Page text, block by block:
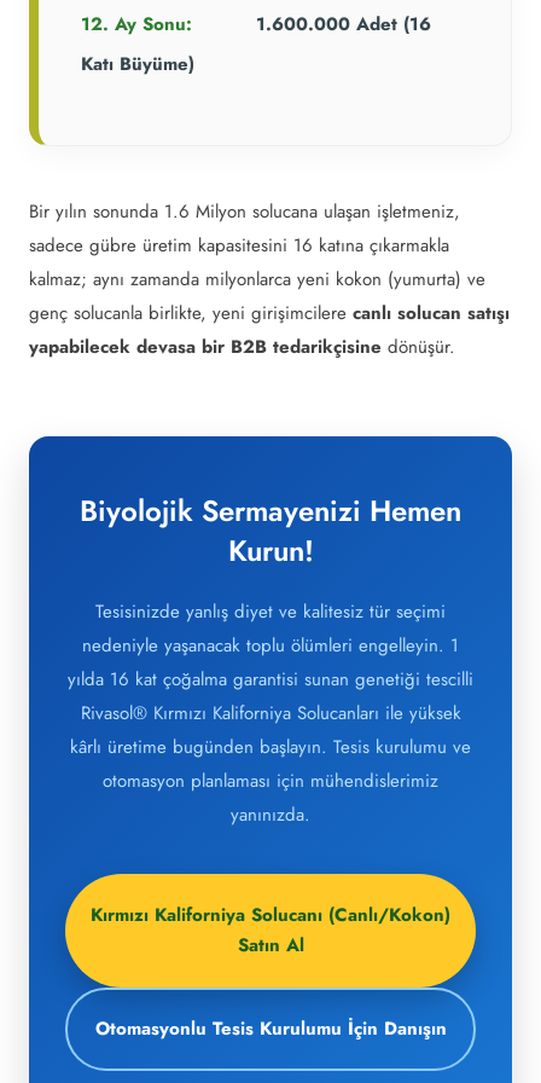
12. Ay Sonu:
1.600.000 Adet (16
Katı Büyüme)
Bir yılın sonunda 1.6 Milyon solucana ulaşan işletmeniz,
sadece gübre üretim kapasitesini 16 katına çıkarmakla
kalmaz; aynı zamanda milyonlarca yeni kokon (yumurta) ve
genç solucanla birlikte, yeni girişimcilere canlı solucan satışı
yapabilecek devasa bir B2B tedarikçisine dönüşür.
Biyolojik Sermayenizi Hemen
Kurun!
Tesisinizde yanlış diyet ve kalitesiz tür seçimi
nedeniyle yaşanacak toplu ölümleri engelleyin. 1
yılda 16 kat çoğalma garantisi sunan genetiği tescilli
Rivasol® Kırmızı Kaliforniya Solucanları ile yüksek
kârlı üretime bugünden başlayın. Tesis kurulumu ve
otomasyon planlaması için mühendislerimiz
yanınızda.
Kırmızı Kaliforniya Solucanı (Canlı/Kokon)
Satın Al
Otomasyonlu Tesis Kurulumu İçin Danışın